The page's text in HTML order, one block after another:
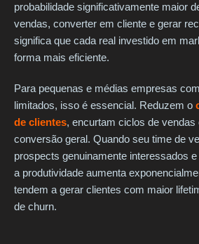
probabilidade significativamente maior
vendas, converter em cliente e gerar
significa que cada real investido em
forma mais eficiente.
Para pequenas e médias empresas
limitados, isso é essencial. Reduzem o
de clientes, encurtam ciclos de
conversão geral. Quando seu time de
prospects genuinamente interessados
a produtividade aumenta
tendem a gerar clientes com maior
de churn.